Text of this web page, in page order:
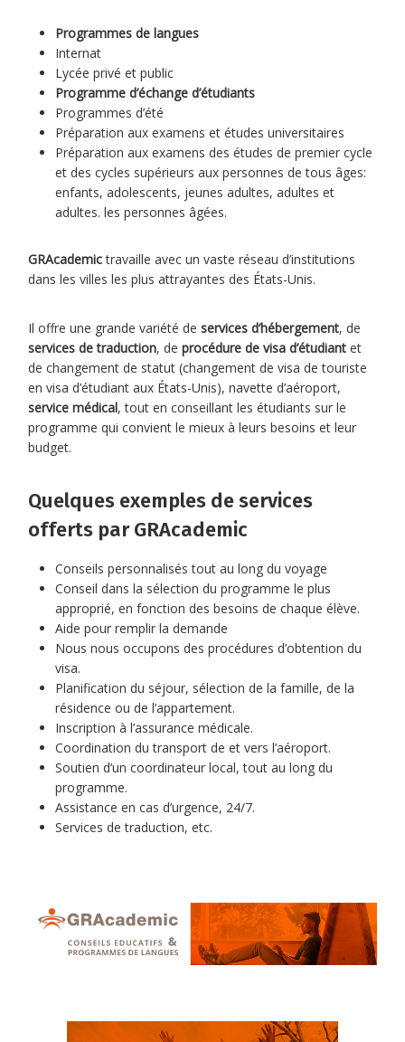
Programmes de langues
Internat
Lycée privé et public
Programme d’échange d’étudiants
Programmes d’été
Préparation aux examens et études universitaires
Préparation aux examens des études de premier cycle
et des cycles supérieurs aux personnes de tous âges:
enfants, adolescents, jeunes adultes, adultes et
adultes. les personnes âgées.
GRAcademictravaille avec un vaste réseau d’institutions
dans les villes les plus attrayantes des États-Unis.
Il offre une grande variété deservices d’hébergement, de
services de traduction, deprocédure de visa d’étudiant et
de changement de statut (changement de visa de touriste
en visa d’étudiant aux États-Unis), navette d’aéroport,
service médical, tout en conseillant les étudiants sur le
programme qui convient le mieux à leurs besoins et leur
budget.
Quelques exemples de services
offerts par GRAcademic
Conseils personnalisés tout au long du voyage
Conseil dans la sélection du programme le plus
approprié, en fonction des besoins de chaque élève.
Aide pour remplir la demande
Nous nous occupons des procédures d’obtention du
visa.
Planification du séjour, sélection de la famille, de la
résidence ou de l’appartement.
Inscription à l’assurance médicale.
Coordination du transport de et vers l’aéroport.
Soutien d’un coordinateur local, tout au long du
programme.
Assistance en cas d’urgence, 24/7.
Services de traduction, etc.